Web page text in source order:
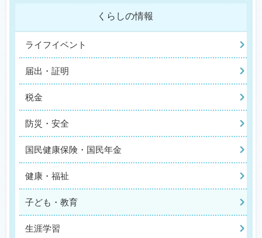
くらしの情報
ライフイベント
届出・証明
税金
防災・安全
国民健康保険・国民年金
健康・福祉
子ども・教育
生涯学習